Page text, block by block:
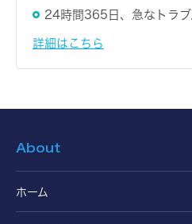
22.64㎡
24時間365日、急なトラブ
詳細はこちら
About
ホーム